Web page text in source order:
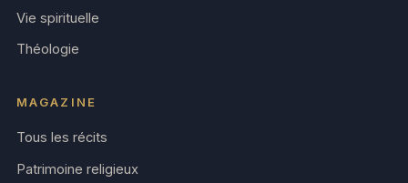
Vie spirituelle
Théologie
MAGAZINE
Tous les récits
Patrimoine religieux